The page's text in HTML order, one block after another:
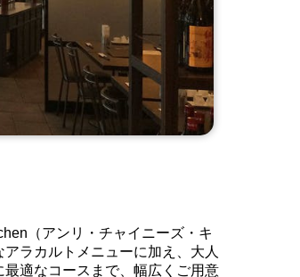
（アンリ・チャイニーズ・キ
ラカルトメニューに加え、大人
適なコースまで、幅広くご用意